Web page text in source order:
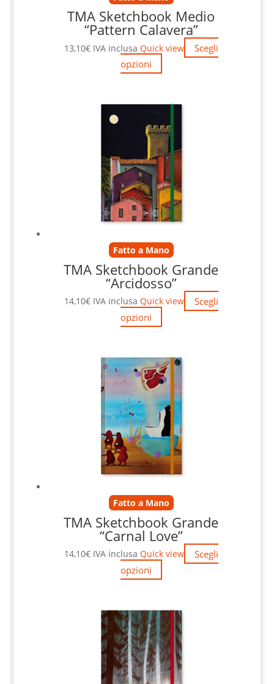
TMA Sketchbook Medio
“Pattern Calavera”
13,10€ IVA inclusa Quick view
Scegli
opzioni
Fatto a Mano
TMA Sketchbook Grande
“Arcidosso”
14,10€ IVA inclusa Quick view
Scegli
opzioni
Fatto a Mano
TMA Sketchbook Grande
“Carnal Love”
14,10€ IVA inclusa Quick view
Scegli
opzioni